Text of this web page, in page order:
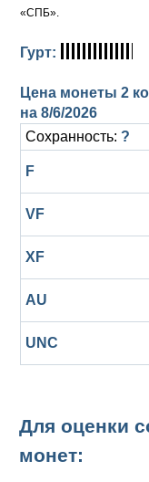
«СПБ».
Гурт:
Цена монеты 2
на 8/6/2026
Сохранность: ?
F
VF
XF
AU
UNC
Для оценки
монет: